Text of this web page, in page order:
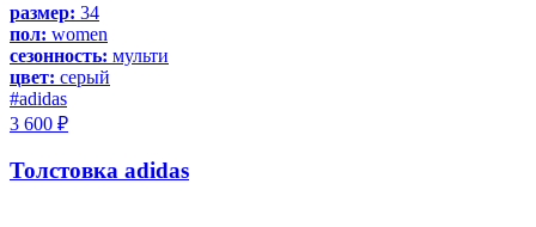
размер: 34
пол: women
сезонность: мульти
цвет: серый
#adidas
3 600 ₽
Толстовка adidas